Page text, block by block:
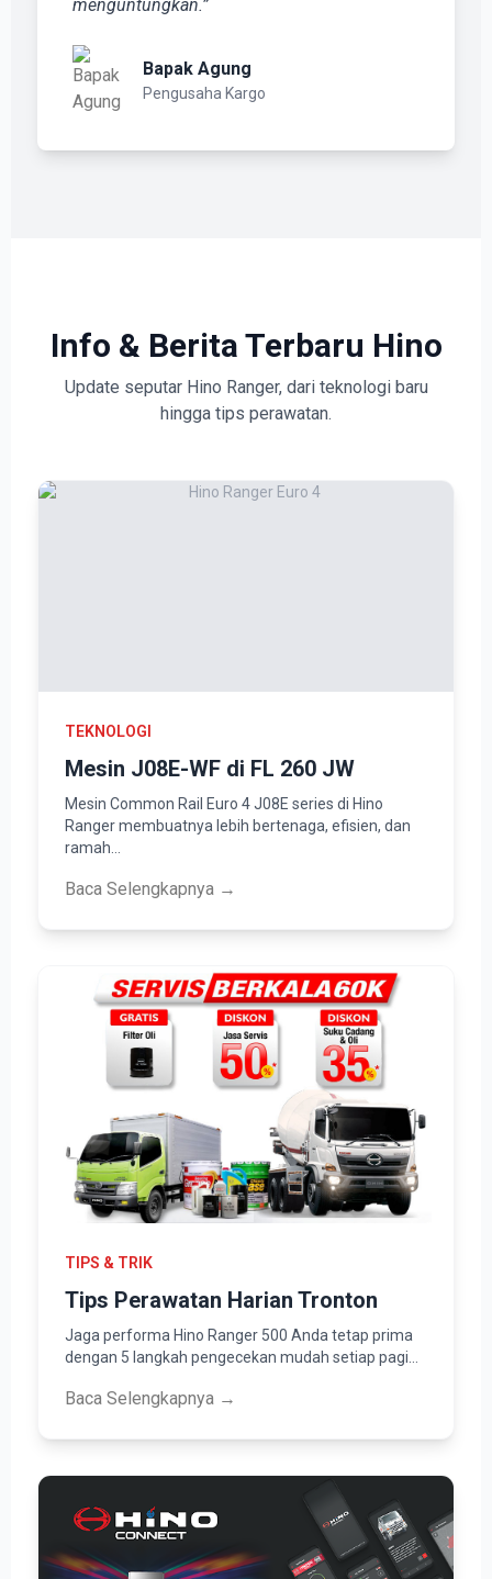
menguntungkan.”
Bapak Agung
Pengusaha Kargo
Info & Berita Terbaru Hino
Update seputar Hino Ranger, dari teknologi baru
hingga tips perawatan.
TEKNOLOGI
Mesin J08E-WF di FL 260 JW
Mesin Common Rail Euro 4 J08E series di Hino
Ranger membuatnya lebih bertenaga, efisien, dan
ramah…
Baca Selengkapnya →
TIPS & TRIK
Tips Perawatan Harian Tronton
Jaga performa Hino Ranger 500 Anda tetap prima
dengan 5 langkah pengecekan mudah setiap pagi…
Baca Selengkapnya →